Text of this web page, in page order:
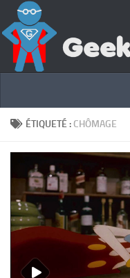
ÉTIQUETÉ : CHÔMAGE